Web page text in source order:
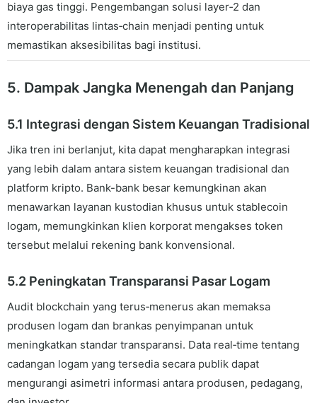
biaya gas tinggi. Pengembangan solusi layer‑2 dan
interoperabilitas lintas‑chain menjadi penting untuk
memastikan aksesibilitas bagi institusi.
5. Dampak Jangka Menengah dan Panjang
5.1 Integrasi dengan Sistem Keuangan Tradisional
Jika tren ini berlanjut, kita dapat mengharapkan integrasi
yang lebih dalam antara sistem keuangan tradisional dan
platform kripto. Bank-bank besar kemungkinan akan
menawarkan layanan kustodian khusus untuk stablecoin
logam, memungkinkan klien korporat mengakses token
tersebut melalui rekening bank konvensional.
5.2 Peningkatan Transparansi Pasar Logam
Audit blockchain yang terus‑menerus akan memaksa
produsen logam dan brankas penyimpanan untuk
meningkatkan standar transparansi. Data real‑time tentang
cadangan logam yang tersedia secara publik dapat
mengurangi asimetri informasi antara produsen, pedagang,